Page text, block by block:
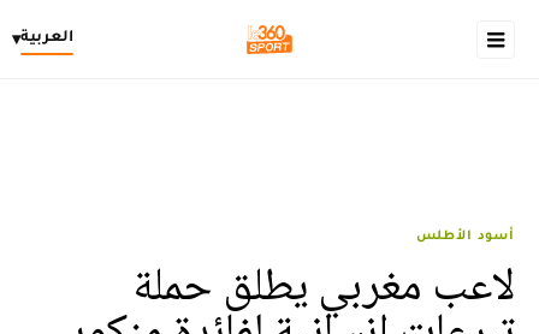
العربية▾
أسود الأطلس
لاعب مغربي يطلق حملة